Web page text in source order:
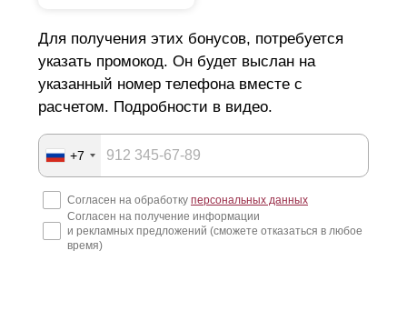
Для получения этих бонусов, потребуется
указать промокод. Он будет выслан на
указанный номер телефона вместе с
расчетом. Подробности в видео.
+7
Согласен на обработку персональных данных
Согласен на получение информации
и рекламных предложений (сможете отказаться в любое
время)